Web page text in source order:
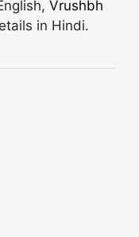
Vrushbh
in Hindi.